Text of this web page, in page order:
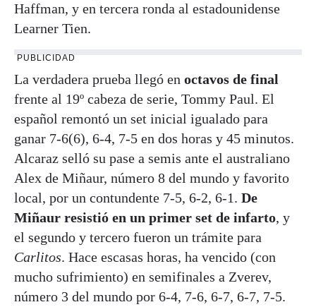
Haffman, y en tercera ronda al estadounidense
Learner Tien.
PUBLICIDAD
La verdadera prueba llegó en octavos de final
frente al 19º cabeza de serie, Tommy Paul. El
español remontó un set inicial igualado para
ganar 7-6(6), 6-4, 7-5 en dos horas y 45 minutos.
Alcaraz selló su pase a semis ante el australiano
Alex de Miñaur, número 8 del mundo y favorito
local, por un contundente 7-5, 6-2, 6-1. De
Miñaur resistió en un primer set de infarto, y
el segundo y tercero fueron un trámite para
Carlitos. Hace escasas horas, ha vencido (con
mucho sufrimiento) en semifinales a Zverev,
número 3 del mundo por 6-4, 7-6, 6-7, 6-7, 7-5.